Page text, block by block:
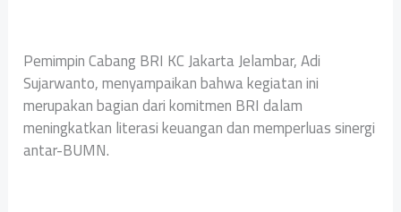
Pemimpin Cabang BRI KC Jakarta Jelambar, Adi
Sujarwanto, menyampaikan bahwa kegiatan ini
merupakan bagian dari komitmen BRI dalam
meningkatkan literasi keuangan dan memperluas sinergi
antar-BUMN.